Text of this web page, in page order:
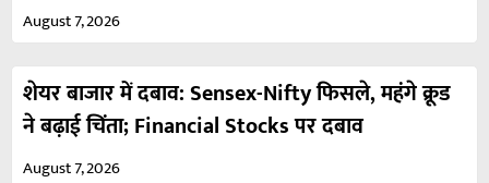
August 7, 2026
शेयर बाजार में दबाव: Sensex-Nifty फिसले, महंगे क्रूड
ने बढ़ाई चिंता; Financial Stocks पर दबाव
August 7, 2026